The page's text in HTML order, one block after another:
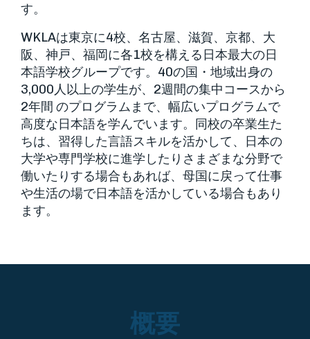
す。
WKLAは東京に4校、名古屋、滋賀、京都、大
阪、神戸、福岡に各1校を構える日本最大の日
本語学校グループです。40の国・地域出身の
3,000人以上の学生が、2週間の集中コースから
2年間 のプログラムまで、幅広いプログラムで
高度な日本語を学んでいます。同校の卒業生た
ちは、習得した言語スキルを活かして、日本の
大学や専門学校に進学したりさまざまな分野で
働いたりする場合もあれば、母国に戻って仕事
や生活の場で日本語を活かしている場合もあり
ます。
概要